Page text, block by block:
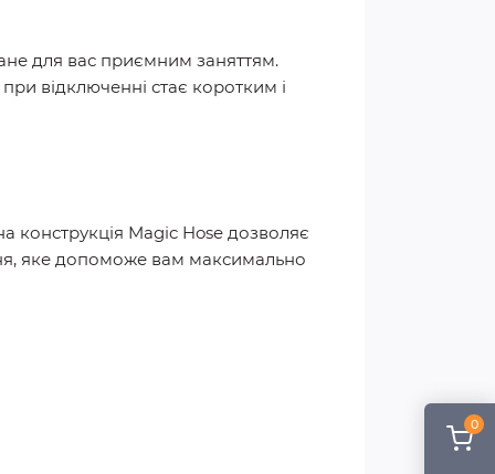
0
для вас приємним заняттям.
відключенні стає коротким і
Magic Hose дозволяє
яке допоможе вам максимально